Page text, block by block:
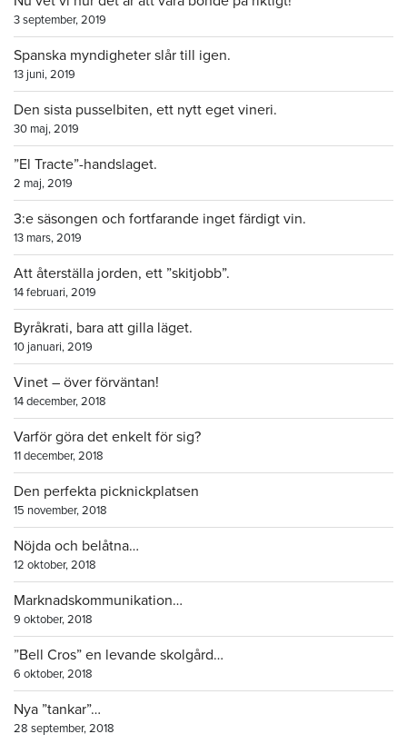
3 september, 2019
Spanska myndigheter slår till igen.
13 juni, 2019
Den sista pusselbiten, ett nytt eget vineri.
30 maj, 2019
”El Tracte”-handslaget.
2 maj, 2019
3:e säsongen och fortfarande inget färdigt vin.
13 mars, 2019
Att återställa jorden, ett ”skitjobb”.
14 februari, 2019
Byråkrati, bara att gilla läget.
10 januari, 2019
Vinet – över förväntan!
14 december, 2018
Varför göra det enkelt för sig?
11 december, 2018
Den perfekta picknickplatsen
15 november, 2018
Nöjda och belåtna…
12 oktober, 2018
Marknadskommunikation…
9 oktober, 2018
”Bell Cros” en levande skolgård…
6 oktober, 2018
Nya ”tankar”…
28 september, 2018